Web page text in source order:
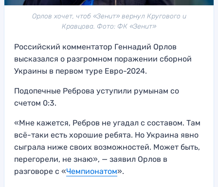
Орлов хочет, чтоб «Зенит» вернул Кругового и
Кравцова. Фото: ФК «Зенит»
Российский комментатор Геннадий Орлов
высказался о разгромном поражении сборной
Украины в первом туре Евро-2024.
Подопечные Реброва уступили румынам со
счетом 0:3.
«Мне кажется, Ребров не угадал с составом. Там
всё-таки есть хорошие ребята. Но Украина явно
сыграла ниже своих возможностей. Может быть,
перегорели, не знаю», — заявил Орлов в
разговоре с «Чемпионатом».